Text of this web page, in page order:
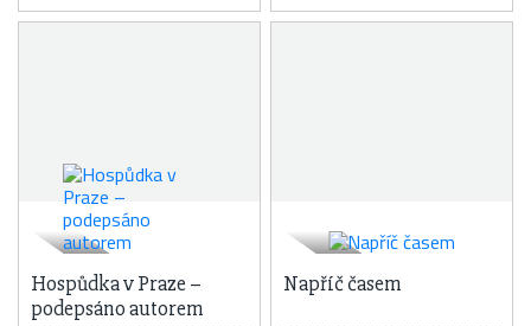
Hospůdka v Praze –
podepsáno autorem
Napříč časem